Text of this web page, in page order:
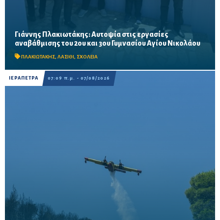
Γιάννης Πλακιωτάκης: Αυτοψία στις εργασίες
αναβάθμισης του 2ου και 3ου Γυμνασίου Αγίου Νικολάου
ΠΛΑΚΙΩΤΑΚΗΣ, ΛΑΣΙΘΙ, ΣΧΟΛΕΙΑ
Οι παρεμβάσεις του προγράμματος «Μαριέττα Γιαννάκου»
αναμένεται να ολοκληρωθούν πριν από τη νέα σχολική χρονιά –
Προβλέπονται ανακαινίσεις αιθουσών, αύλειων και...
ΙΕΡΑΠΕΤΡΑ 07:09 π.μ. - 07/08/2026